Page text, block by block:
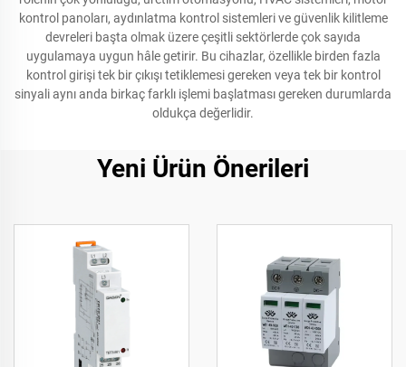
kontrol panoları, aydınlatma kontrol sistemleri ve güvenlik kilitleme
devreleri başta olmak üzere çeşitli sektörlerde çok sayıda
uygulamaya uygun hâle getirir. Bu cihazlar, özellikle birden fazla
kontrol girişi tek bir çıkışı tetiklemesi gereken veya tek bir kontrol
sinyali aynı anda birkaç farklı işlemi başlatması gereken durumlarda
oldukça değerlidir.
Yeni Ürün Önerileri